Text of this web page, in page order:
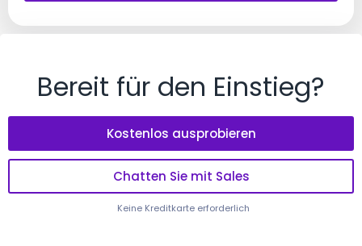
Bereit für den Einstieg?
Kostenlos ausprobieren
Chatten Sie mit Sales
Keine Kreditkarte erforderlich